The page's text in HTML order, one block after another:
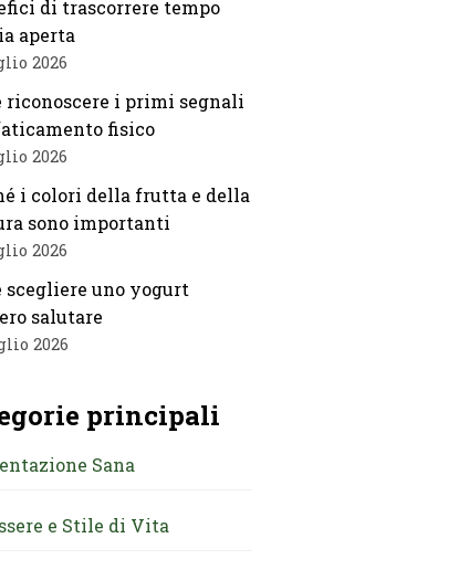
di trascorrere tempo
aperta
2026
riconoscere i primi segnali
fisico
2026
i colori della frutta e della
sono importanti
2026
scegliere uno yogurt
salutare
2026
principali
Sana
e Stile di Vita